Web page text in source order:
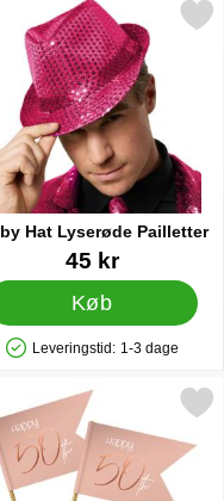
som favorit
Hat Lyserøde Pailletter
8510045 kr
Køb
Produkttilgængelighed: På lager
Leveringstid: 1-3 dage
Markér trilby Hat
favorit
happy 50th Party